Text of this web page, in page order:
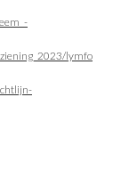
lymfo